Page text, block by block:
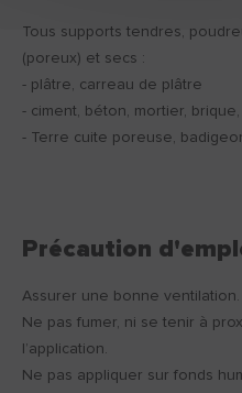
Tous supports tendres,
(poreux) et secs :
- plâtre, carreau de plâtre
- ciment, béton, mortier,
- Terre cuite poreuse,
Précaution
Assurer une bonne ventilation.
Ne pas fumer, ni se tenir à
l’application.
Ne pas appliquer sur fonds